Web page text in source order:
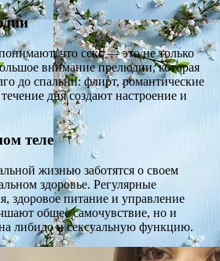
что секс — это не только
внимание прелюдии, которая
до спальни: флирт, романтические
дня создают настроение и
теле
жизнью заботятся о своем
здоровье. Регулярные
здоровое питание и управление
общее самочувствие, но и
либидо и сексуальную функцию.